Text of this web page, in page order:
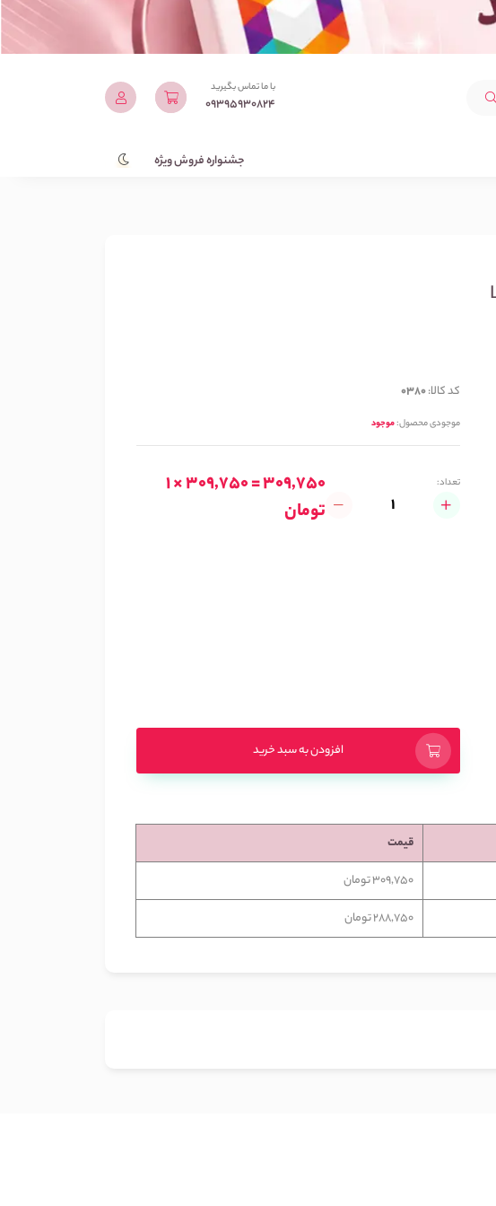
با ما تماس بگیرید
09395930824
جشنواره فروش ویژه
کد کالا:0380
موجودی محصول:موجود
تعداد:
1 × 309,750 = 309,750
تومان
افزودن به سبد خرید
قیمت
309,750 تومان
288,750 تومان